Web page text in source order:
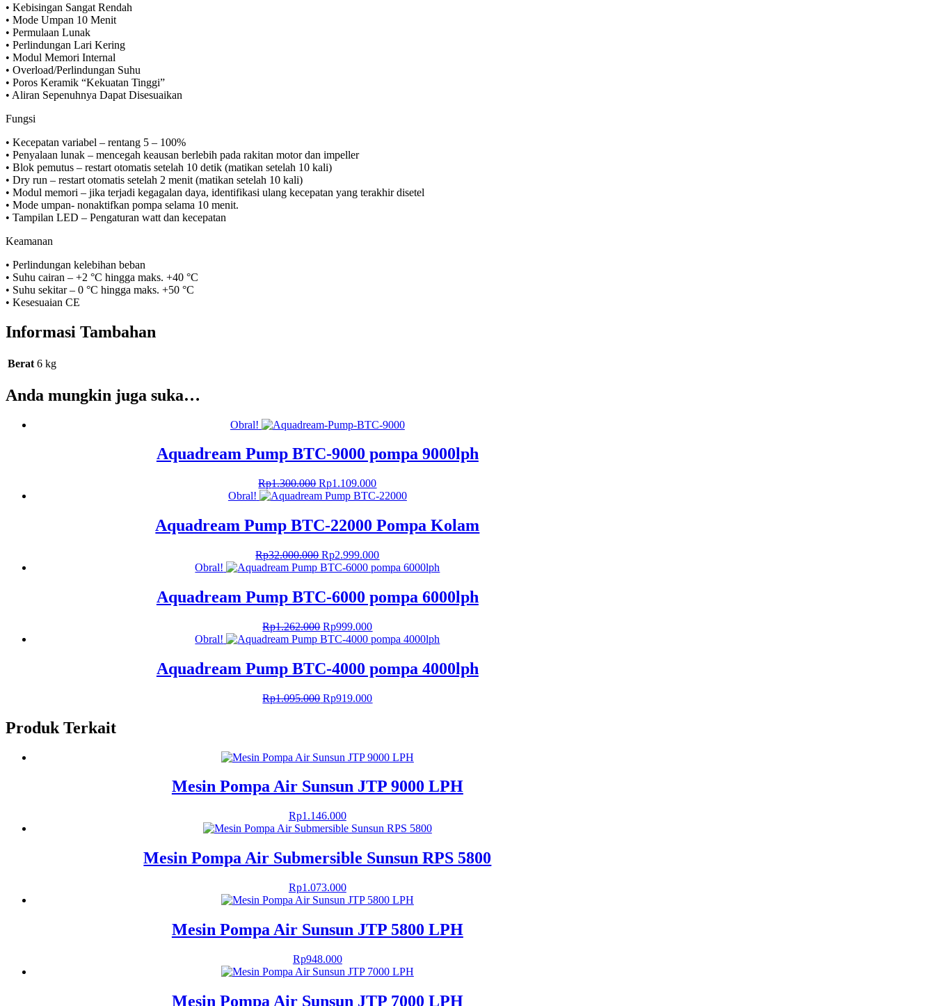
• Kebisingan Sangat Rendah
• Mode Umpan 10 Menit
• Permulaan Lunak
• Perlindungan Lari Kering
• Modul Memori Internal
• Overload/Perlindungan Suhu
• Poros Keramik “Kekuatan Tinggi”
• Aliran Sepenuhnya Dapat Disesuaikan
Fungsi
• Kecepatan variabel – rentang 5 – 100%
• Penyalaan lunak – mencegah keausan berlebih pada rakitan motor dan impeller
• Blok pemutus – restart otomatis setelah 10 detik (matikan setelah 10 kali)
• Dry run – restart otomatis setelah 2 menit (matikan setelah 10 kali)
• Modul memori – jika terjadi kegagalan daya, identifikasi ulang kecepatan yang terakhir disetel
• Mode umpan- nonaktifkan pompa selama 10 menit.
• Tampilan LED – Pengaturan watt dan kecepatan
Keamanan
• Perlindungan kelebihan beban
• Suhu cairan – +2 °C hingga maks. +40 °C
• Suhu sekitar – 0 °C hingga maks. +50 °C
• Kesesuaian CE
Informasi Tambahan
Berat 6 kg
Anda mungkin juga suka…
Obral!
Aquadream Pump BTC-9000 pompa 9000lph
Rp1.300.000 Harga
aslinya
Rp1.300.000.
Rp1.109.000Harga
saat
adalah:
Rp1.109.000.
Obral!
Aquadream Pump BTC-22000 Pompa Kolam
Rp32.000.000 Harga
aslinya
Rp32.000.000.
Rp2.999.000Harga
saat
Rp2.999.000.
Obral!
Aquadream Pump BTC-6000 pompa 6000lph
Rp1.262.000 Harga
aslinya
Rp1.262.000.
Rp999.000Harga
saat
Rp999.000.
Obral!
Aquadream Pump BTC-4000 pompa 4000lph
Rp1.095.000 Harga
Rp919.000Harga
Produk Terkait
Mesin Pompa Air Sunsun JTP 9000 LPH
Rp1.146.000
Mesin Pompa Air Submersible Sunsun RPS 5800
Rp1.073.000
Mesin Pompa Air Sunsun JTP 5800 LPH
Rp948.000
Mesin Pompa Air Sunsun JTP 7000 LPH